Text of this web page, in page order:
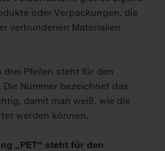
oder Verpackungen, die
verbundenen Materialien
drei Pfeilen steht für den
Nummer bezeichnet das
damit man weiß, wie die
werden können.
„PET“ steht für den